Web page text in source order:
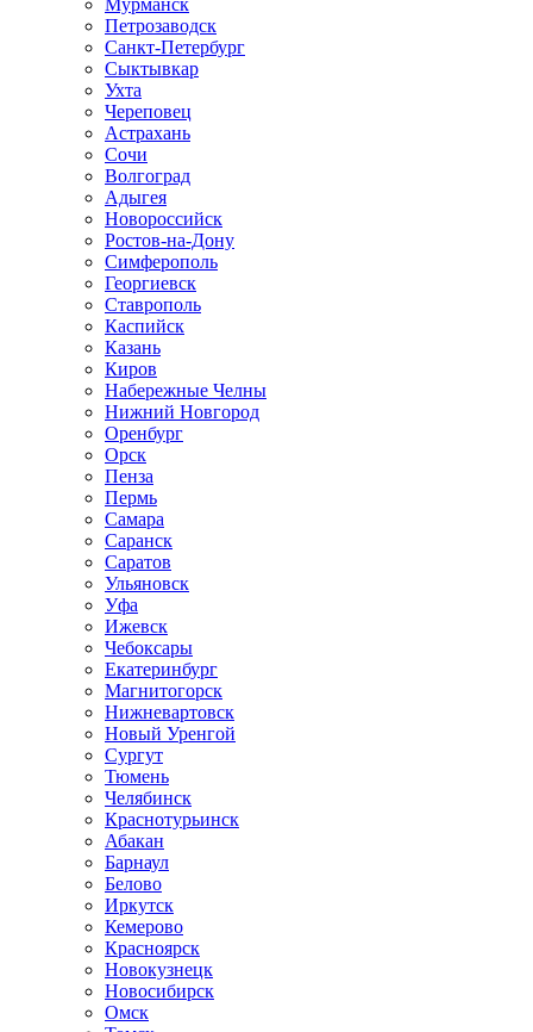
Петрозаводск
Санкт-Петербург
Сыктывкар
Ухта
Череповец
Астрахань
Сочи
Волгоград
Адыгея
Новороссийск
Ростов-на-Дону
Симферополь
Георгиевск
Ставрополь
Каспийск
Казань
Киров
Набережные Челны
Нижний Новгород
Оренбург
Орск
Пенза
Пермь
Самара
Саранск
Саратов
Ульяновск
Уфа
Ижевск
Чебоксары
Екатеринбург
Магнитогорск
Нижневартовск
Новый Уренгой
Сургут
Тюмень
Челябинск
Краснотурьинск
Абакан
Барнаул
Белово
Иркутск
Кемерово
Красноярск
Новокузнецк
Новосибирск
Омск